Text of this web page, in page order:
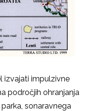
izvajati impulzivne
področjih ohranjanja
sonaravnega